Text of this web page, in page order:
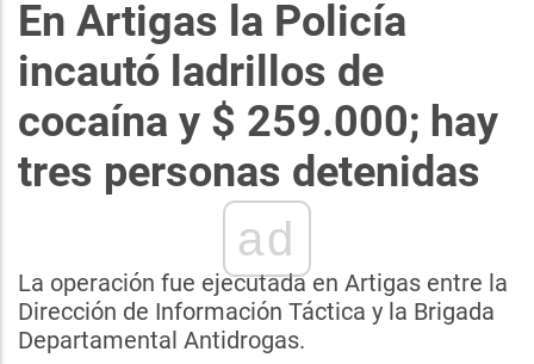
En Artigas la Policía
incautó ladrillos de
cocaína y $ 259.000; hay
tres personas detenidas
ad
La operación fue ejecutada en Artigas entre la
Dirección de Información Táctica y la Brigada
Departamental Antidrogas.